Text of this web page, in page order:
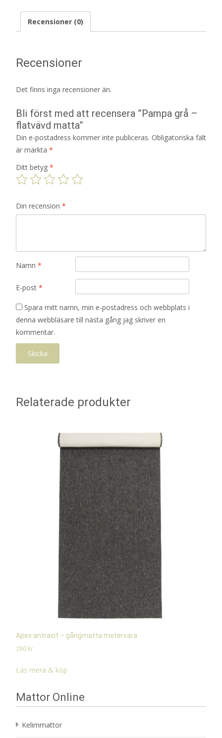
Recensioner (0)
Recensioner
Det finns inga recensioner än.
Bli först med att recensera ”Pampa grå –
flatvävd matta”
Din e-postadress kommer inte publiceras. Obligatoriska fält
är märkta *
Ditt betyg *
Din recension *
Namn *
E-post *
Spara mitt namn, min e-postadress och webbplats i
denna webbläsare till nästa gång jag skriver en
kommentar.
Relaterade produkter
Apex antracit – gångmatta metervara
280 kr
Läs mera & köp
Mattor Online
Kelimmattor